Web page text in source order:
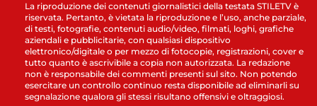
La riproduzione dei contenuti giornalistici della testata STILETV è
riservata. Pertanto, è vietata la riproduzione e l’uso, anche parziale,
di testi, fotografie, contenuti audio/video, filmati, loghi, grafiche
aziendali e pubblicitarie, con qualsiasi dispositivo
elettronico/digitale o per mezzo di fotocopie, registrazioni, cover e
tutto quanto è ascrivibile a copia non autorizzata. La redazione
non è responsabile dei commenti presenti sul sito. Non potendo
esercitare un controllo continuo resta disponibile ad eliminarli su
segnalazione qualora gli stessi risultano offensivi e oltraggiosi.